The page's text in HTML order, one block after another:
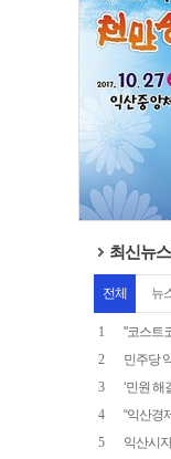
최신뉴
전체 뉴
1
"코스트
2
민주당
3
‘민원 해
4
“익산경
5
익산시